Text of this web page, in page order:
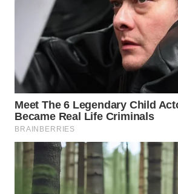
MADURA
WN
SURABAYA
WN
NATUNA
WN
BINTAN
WN
MANDALIKA